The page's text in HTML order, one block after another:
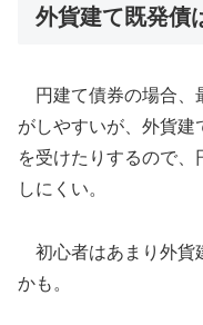
外貨建て既発債
円建て債券の場合、
がしやすいが、外貨
を受けたりするので
しにくい。
初心者はあまり外貨
かも。